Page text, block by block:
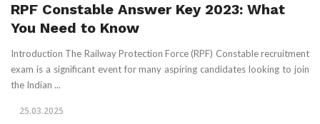
RPF Constable Answer Key 2023: What
You Need to Know
Introduction The Railway Protection Force (RPF) Constable recruitment
exam is a significant event for many aspiring candidates looking to join
the Indian ...
25.03.2025